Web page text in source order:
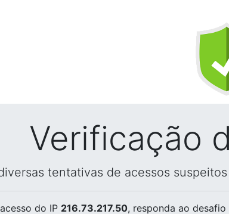
Verificação
tentativas de acessos
do IP 216.73.217.50, responda ao desafio